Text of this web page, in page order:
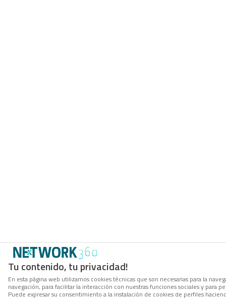
Tu contenido, tu privacidad!
En esta página web utilizamos cookies técnicas que son necesarias para la
navegación, para facilitar la interacción con nuestras funciones sociales y
Puede expresar su consentimiento a la instalación de cookies de perfiles